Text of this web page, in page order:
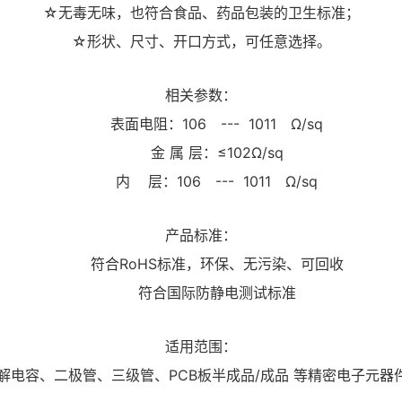
☆无毒无味，也符合食品、药品包装的卫生标准；
☆形状、尺寸、开口方式，可任意选择。
相关参数：
表面电阻：106 --- 1011 Ω/sq
金 属 层：≤102Ω/sq
内 层：106 --- 1011 Ω/sq
产品标准：
符合RoHS标准，环保、无污染、可回收
符合国际防静电测试标准
适用范围：
、二极管、三级管、PCB板半成品/成品 等精密电子元器件